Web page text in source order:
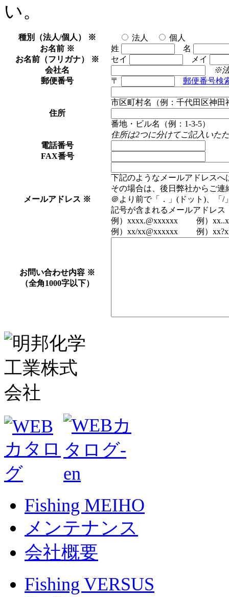
い。
種別（法人/個人） ※ 法人
個人
お名前 ※ 姓
名
お名前（フリガナ） ※ セイ
メイ
会社名
※
郵便番号
〒 郵便番号検
住所
市区町村名（例：千代田区神田
番地・ビル名（例：1-3-5）
住所は2つに分けてご記入いた
電話番号
FAX番号
メールアドレス ※
下記のようなメールアドレス
その場合は、後日弊社からご連
＠より前で「．」(ドット)、「/
記号が含まれるメールアドレス
例）xxxx.@xxxxxx 例）
例）xx/xx@xxxxxx 例）
お問い合わせ内容 ※
（全角1000字以下）
Fishing MEIHO
メンテナンス
会社概要
Fishing VERSUS